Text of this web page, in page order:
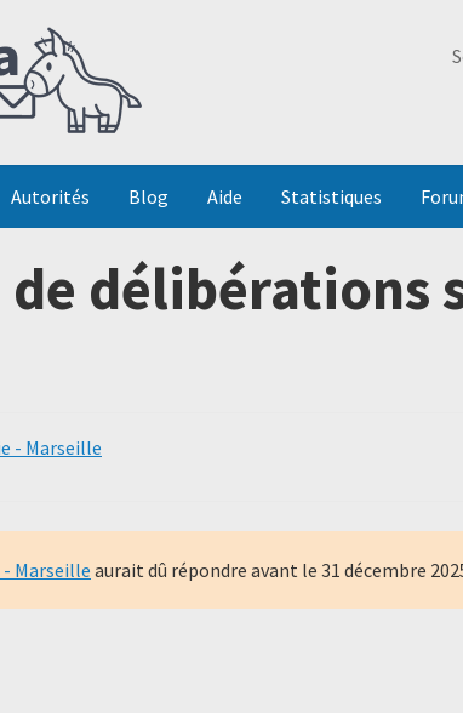
Autorités Blog Aide Statistiques
de délibérations
- Marseille
- Marseille aurait dû répondre avant le 31 décembre